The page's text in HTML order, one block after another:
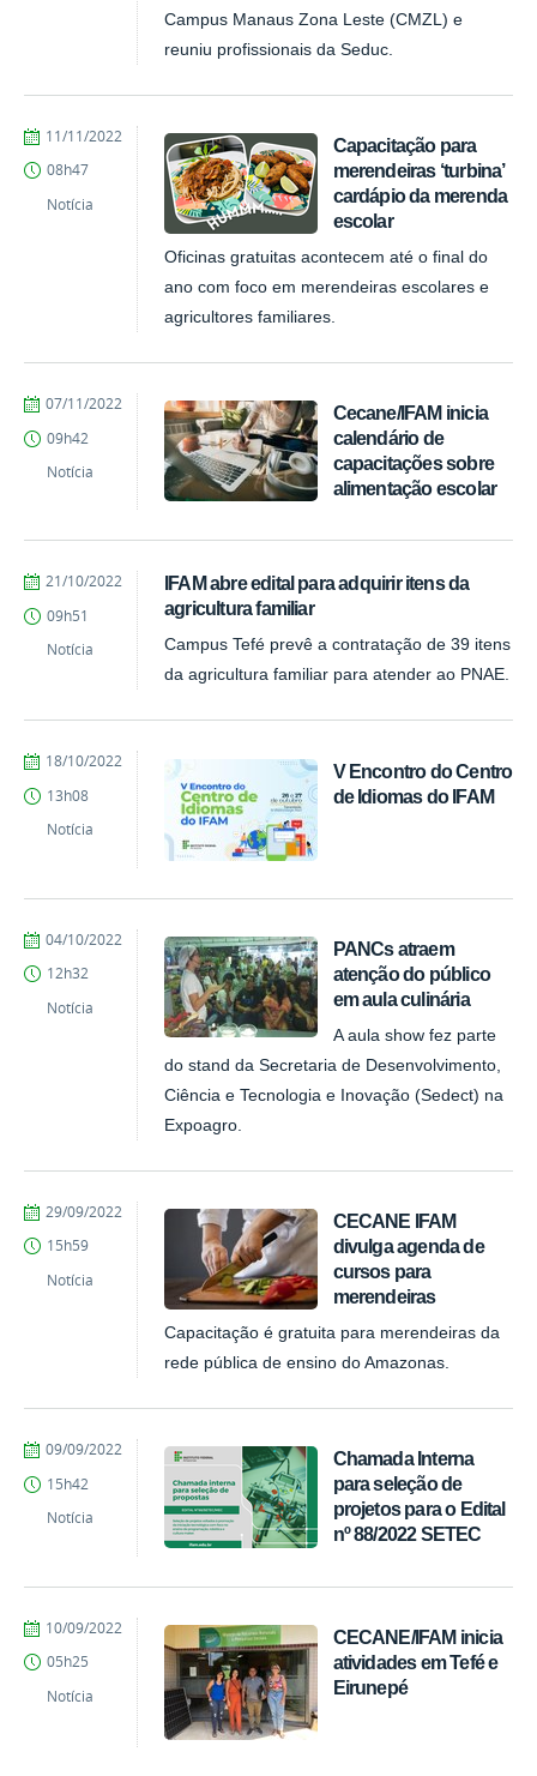
Campus Manaus Zona Leste (CMZL) e
reuniu profissionais da Seduc.
Capacitação para
merendeiras ‘turbina’
cardápio da merenda
escolar
Oficinas gratuitas acontecem até o final do
ano com foco em merendeiras escolares e
agricultores familiares.
por
publicado
11/11/2022
08h47
Notícia
Cecane/IFAM inicia
calendário de
capacitações sobre
alimentação escolar
por
publicado
07/11/2022
09h42
Notícia
IFAM abre edital para adquirir itens da
agricultura familiar
Campus Tefé prevê a contratação de 39 itens
da agricultura familiar para atender ao PNAE.
por
publicado
21/10/2022
09h51
Notícia
V Encontro do Centro
de Idiomas do IFAM
por
publicado
18/10/2022
13h08
Notícia
PANCs atraem
atenção do público
em aula culinária
A aula show fez parte
do stand da Secretaria de Desenvolvimento,
Ciência e Tecnologia e Inovação (Sedect) na
Expoagro.
por
publicado
04/10/2022
12h32
Notícia
CECANE IFAM
divulga agenda de
cursos para
merendeiras
Capacitação é gratuita para merendeiras da
rede pública de ensino do Amazonas.
por
publicado
29/09/2022
15h59
Notícia
Chamada Interna
para seleção de
projetos para o Edital
nº 88/2022 SETEC
por
publicado
09/09/2022
15h42
Notícia
CECANE/IFAM inicia
atividades em Tefé e
Eirunepé
por
publicado
10/09/2022
05h25
Notícia